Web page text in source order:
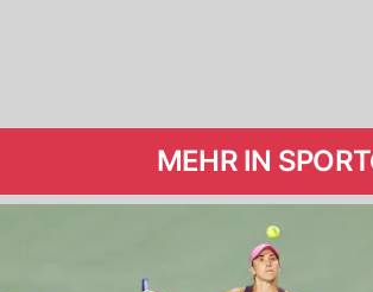
MEHR IN SPORT